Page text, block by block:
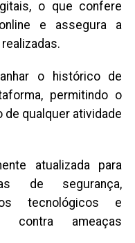
o que confere
e assegura a
o histórico de
permitindo o
qualquer atividade
atualizada para
de segurança,
tecnológicos e
contra ameaças